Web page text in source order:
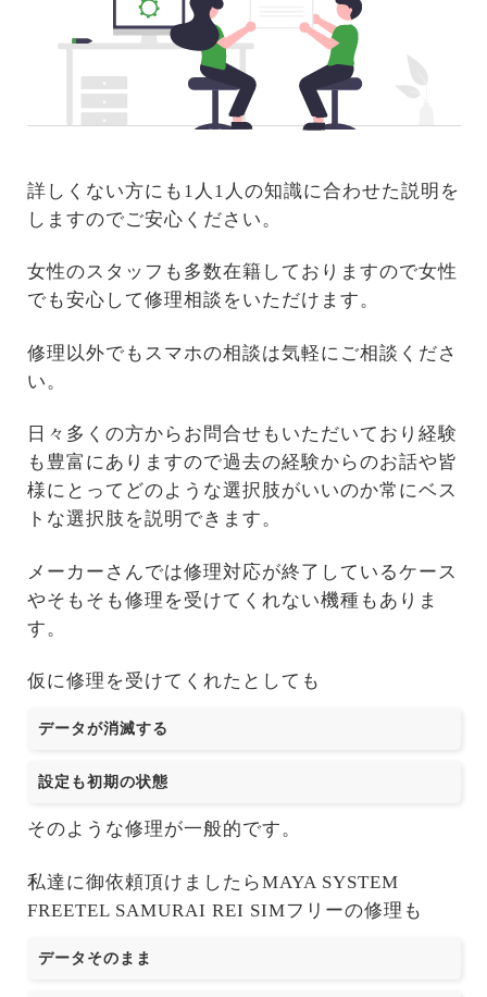
詳しくない方にも1人1人の知識に合わせた説明を
しますのでご安心ください。
女性のスタッフも多数在籍しておりますので女性
でも安心して修理相談をいただけます。
修理以外でもスマホの相談は気軽にご相談くださ
い。
日々多くの方からお問合せもいただいており経験
も豊富にありますので過去の経験からのお話や皆
様にとってどのような選択肢がいいのか常にベス
トな選択肢を説明できます。
メーカーさんでは修理対応が終了しているケース
やそもそも修理を受けてくれない機種もありま
す。
仮に修理を受けてくれたとしても
データが消滅する
設定も初期の状態
そのような修理が一般的です。
私達に御依頼頂けましたらMAYA SYSTEM
FREETEL SAMURAI REI SIMフリーの修理も
データそのまま